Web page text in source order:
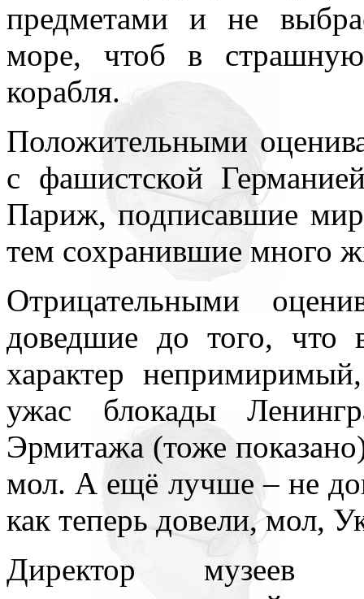
предметами и не
море, чтоб в страшную
корабля.
Положительными
с фашистской
Париж, подписавшие
тем сохранившие много
Отрицательными
доведшие до того, что
характер
ужас блокады
Эрмитажа (тоже
мол. А ещё лучше – не
как теперь довели, мол,
Директор